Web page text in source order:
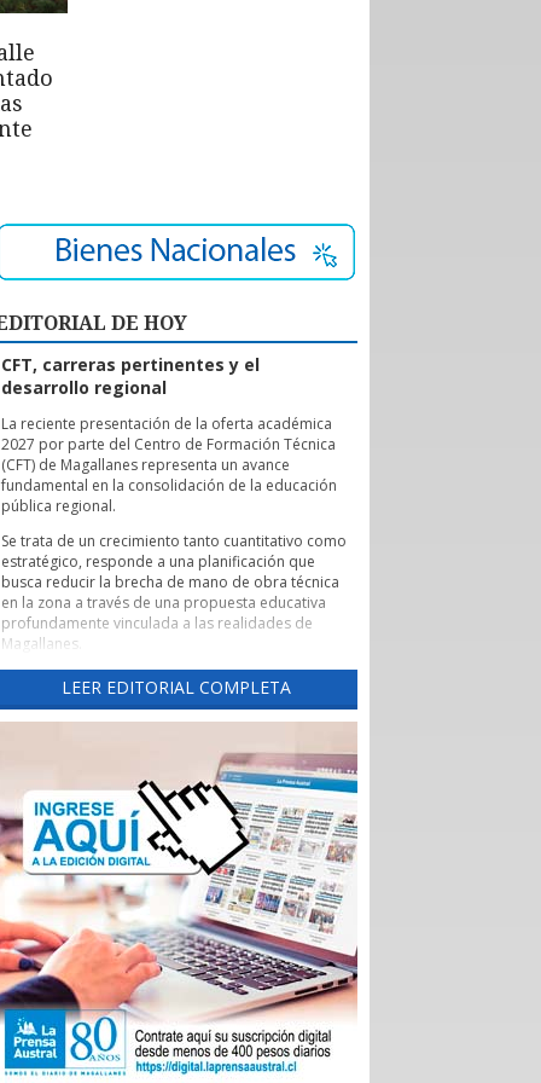
DE HOY
CFT, carreras pertinentes y el
desarrollo regional
La reciente presentación de la oferta académica
2027 por parte del Centro de Formación Técnica
(CFT) de Magallanes representa un avance
fundamental en la consolidación de la educación
pública regional.
Se trata de un crecimiento tanto cuantitativo como
estratégico, responde a una planificación que
busca reducir la brecha de mano de obra técnica
en la zona a través de una propuesta educativa
profundamente vinculada a las realidades de
Magallanes.
Evaluación de pertinencia y conexión con el sector
productivo forman parte de uno de los pilares de
esta nueva etapa. Según lo explicado por la
necesidades reales de los sectores productivos y
de servicios de la región, asegurando que los
egresados cuenten con una inserción laboral
efectiva y que la formación no derive en una
saturación del mercado, sino en una respuesta a
demandas insatisfechas. Carreras como
Instrumentación y Control de Procesos Industriales
y Logística con mención en Operaciones
Portuarias, que se impartirán tanto en la capital
regional como en Puerto Natales, son ejemplos
claros de formación técnica orientada a los
desafíos productivos actuales.
También cabe destacar la expansión territorial,
con las nuevas sedes en Punta Arenas y Puerto
Natales.
LEER EDITORIAL COMPLETA